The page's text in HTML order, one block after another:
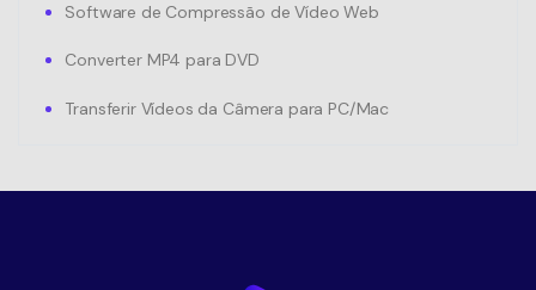
Software de Compressão de Vídeo Web
Converter MP4 para DVD
Transferir Vídeos da Câmera para PC/Mac